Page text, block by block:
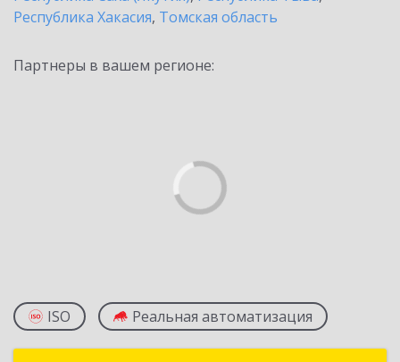
Республика Хакасия, Томская область
Партнеры в вашем регионе:
ISO Реальная автоматизация